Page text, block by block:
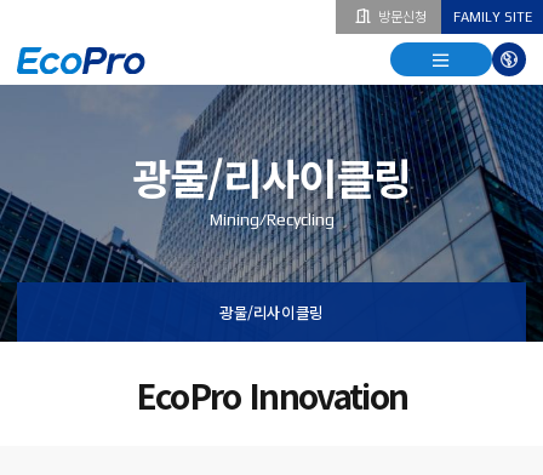
방문신청 FAMILY SITE
열기
열기
다국어
열기
광물/리사이클링
Mining/Recycling
광물/리사이클링
EcoPro Innovation